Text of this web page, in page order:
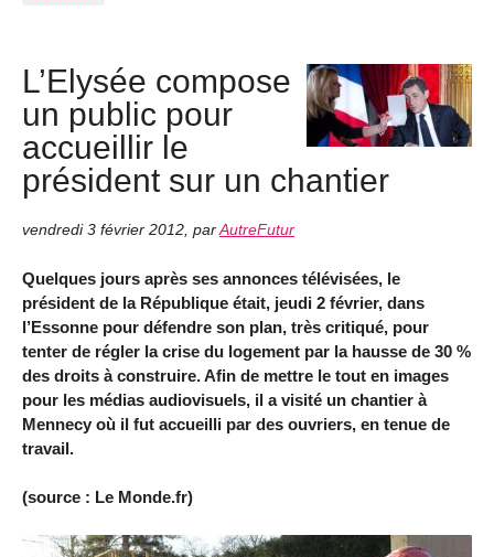
L’Elysée compose
un public pour
accueillir le
président sur un chantier
vendredi 3 février 2012 par AutreFutur
Quelques jours après ses annonces télévisées, le
président de la République était, jeudi 2 février, dans
l’Essonne pour défendre son plan, très critiqué, pour
tenter de régler la crise du logement par la hausse de 30 %
des droits à construire. Afin de mettre le tout en images
pour les médias audiovisuels, il a visité un chantier à
Mennecy où il fut accueilli par des ouvriers, en tenue de
travail.
(source : Le Monde.fr)